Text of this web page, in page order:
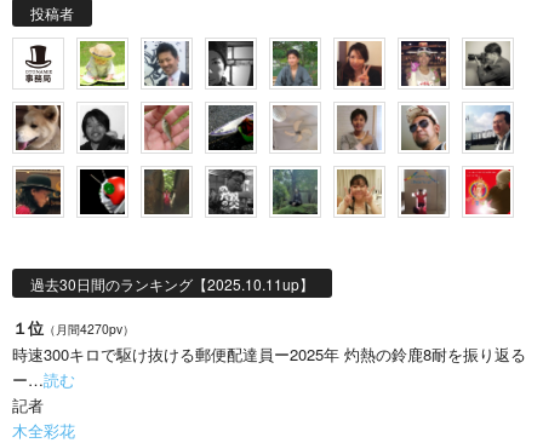
投稿者
過去30日間のランキング【2025.10.11up】
１位 （月間4270pv）
時速300キロで駆け抜ける郵便配達員ー2025年 灼熱の鈴鹿8耐を振り返る
ー…読む
記者
木全彩花